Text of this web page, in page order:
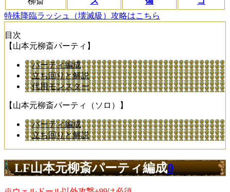
特殊降臨ラッシュ（壊滅級）攻略はこちら
目次
【山本元柳斎パーティ】
パーティ編成
立ち回りと解説
代用モンスター
【山本元柳斎パーティ（ソロ）】
パーティ編成
立ち回りと解説
LF山本元柳斎パーティ編成0